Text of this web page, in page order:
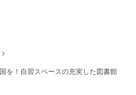
>
を！自習スペースの充実した図書館